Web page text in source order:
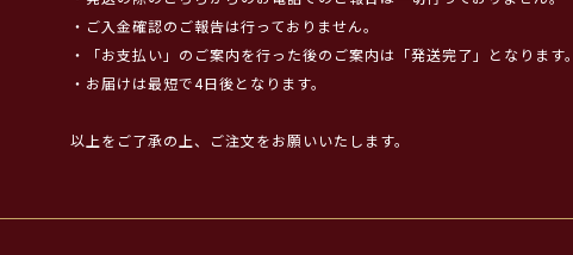
・ご入金確認のご報告は行っておりません。
・「お支払い」のご案内を行った後のご案内は「発送完了」となります。
・お届けは最短で4日後となります。
以上をご了承の上、ご注文をお願いいたします。